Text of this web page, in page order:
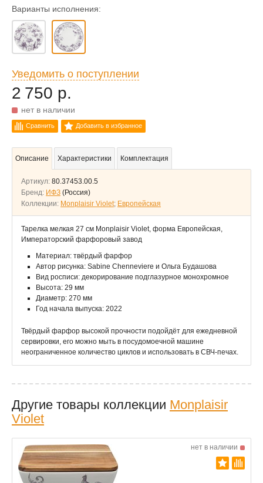
Варианты исполнения:
Уведомить о поступлении
2 750 р.
нет в наличии
Сравнить Добавить в избранное
Описание Характеристики Комплектация
Артикул: 80.37453.00.5
Бренд: ИФЗ (Россия)
Коллекции: Monplaisir Violet; Европейская
Тарелка мелкая 27 см Monplaisir Violet, форма Европейская,
Императорский фарфоровый завод
Материал: твёрдый фарфор
Автор рисунка: Sabine Chenneviere и Ольга Будашова
Вид росписи: декорирование подглазурное монохромное
Высота: 29 мм
Диаметр: 270 мм
Год начала выпуска: 2022
Твёрдый фарфор высокой прочности подойдёт для ежедневной
сервировки, его можно мыть в посудомоечной машине
неограниченное количество циклов и использовать в СВЧ-печах.
Другие товары коллекции Monplaisir
Violet
нет в наличии